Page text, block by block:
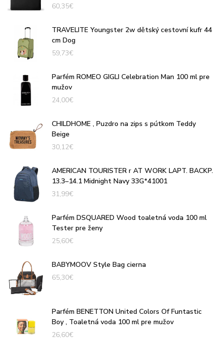
60,35€
TRAVELITE Youngster 2w dětský cestovní kufr 44
cm Dog
59,73€
Parfém ROMEO GIGLI Celebration Man 100 ml pre
mužov
24,00€
CHILDHOME , Puzdro na zips s pútkom Teddy
Beige
30,12€
AMERICAN TOURISTER r AT WORK LAPT. BACKP.
13.3–14.1 Midnight Navy 33G*41001
31,99€
Parfém DSQUARED Wood toaletná voda 100 ml
Tester pre ženy
25,60€
BABYMOOV Style Bag cierna
65,30€
Parfém BENETTON United Colors Of Funtastic
Boy , Toaletná voda 100 ml pre mužov
26,60€